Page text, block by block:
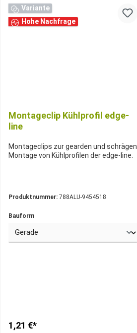
Variante
Hohe Nachfrage
Montageclip Kühlprofil edge-
line
Montageclips zur gearden und schrägen
Montage von Kühlprofilen der edge-line.
Produktnummer: 788ALU-9454518
Bauform
1,21 €*